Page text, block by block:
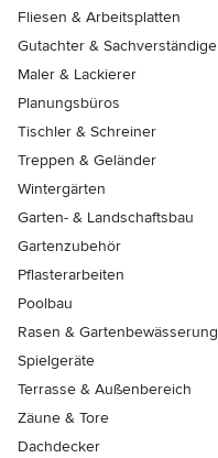
Fliesen & Arbeitsplatten
Gutachter & Sachverständige
Maler & Lackierer
Planungsbüros
Tischler & Schreiner
Treppen & Geländer
Wintergärten
Garten- & Landschaftsbau
Gartenzubehör
Pflasterarbeiten
Poolbau
Rasen & Gartenbewässerung
Spielgeräte
Terrasse & Außenbereich
Zäune & Tore
Dachdecker